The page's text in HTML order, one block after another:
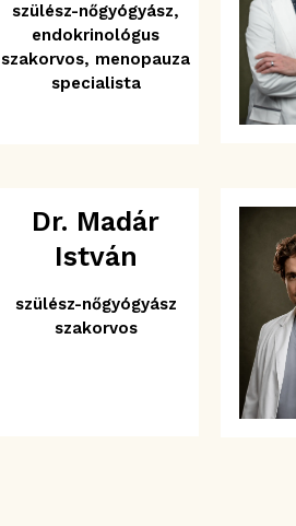
szülész-nőgyógyász,
endokrinológus
szakorvos, menopauza
specialista
Dr. Madár
István
szülész-nőgyógyász
szakorvos